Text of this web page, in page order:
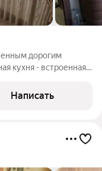
дорогим
кухня - встроенная
оборудована зоня
Написать